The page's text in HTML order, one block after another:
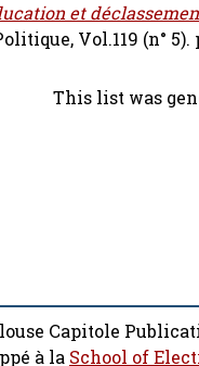
et
Vol.119 (n° 5).
This list was
Capitole
à la School of